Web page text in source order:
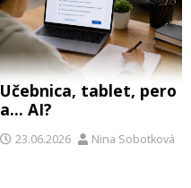
Učebnica, tablet, pero
a… AI?
23.06.2026 Nina Sobotková